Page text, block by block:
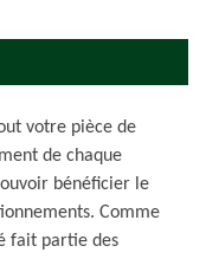
votre pièce de
de chaque
bénéficier le
Comme
fait partie des